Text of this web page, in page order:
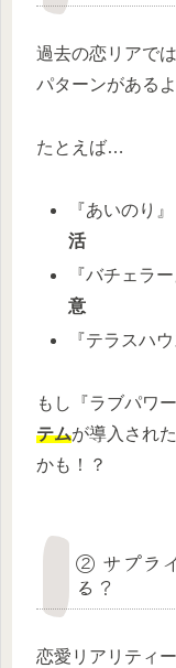
過去の恋リアで
パターンがあるよ
たとえば…
『あいのり
活
『バチェラ
意
『テラスハウ
もし『ラブパワ
テムが導入され
かも！？
② サプラ
る？
恋愛リアリティ